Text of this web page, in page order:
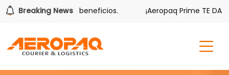
Breaking News
tiene sus beneficios. ¡Aeropaq Prime TE DA MÁS!